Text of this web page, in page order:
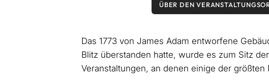
ÜBER DEN
Das 1773 von James Adam entworfene
Blitz überstanden hatte, wurde es zum Sitz
Veranstaltungen, an denen einige der